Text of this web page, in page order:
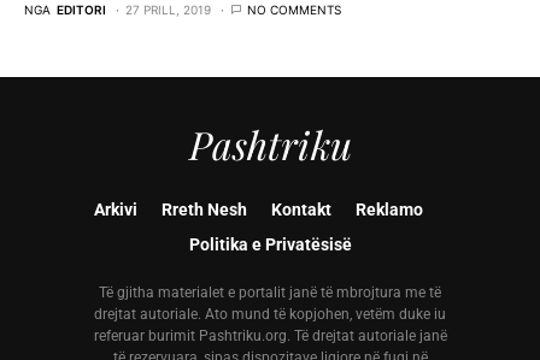
NGA EDITORI 27 PRILL, 2019 NO COMMENTS
Pashtriku
Arkivi Rreth Nesh Kontakt
Reklamo
Politika e Privatësisë
Të gjitha materialet e portalit janë të mbrojtura me të
drejtat autoriale. Ato mund të kopjohen, vetëm duke iu
referuar burimit Pashtriku.org. Të drejtat autoriale janë